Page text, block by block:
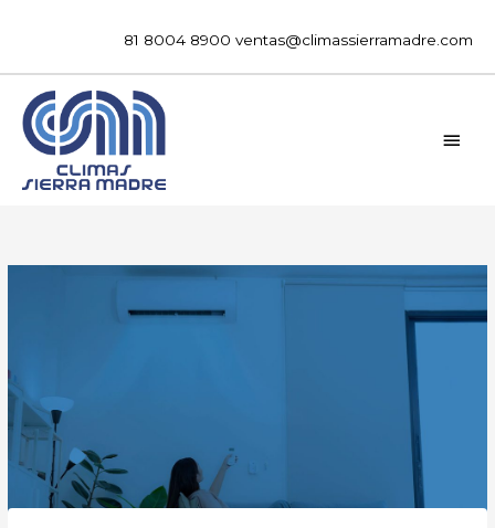
81 8004 8900 ventas@climassierramadre.com